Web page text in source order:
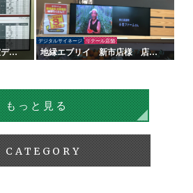
ジ
デジタルサイネージ リテール店舗
地縁エブリイ 新市店様 店舗
デジタルサイネージ
もっと見る
CATEGORY